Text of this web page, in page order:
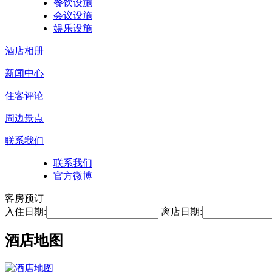
餐饮设施
会议设施
娱乐设施
酒店相册
新闻中心
住客评论
周边景点
联系我们
联系我们
官方微博
客房预订
入住日期:
离店日期:
酒店地图